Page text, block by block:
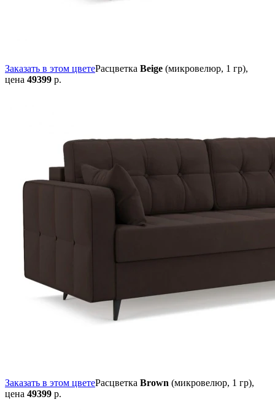
Заказать в этом цветеРасцветка Beige (микровелюр, 1 гр),
цена 49399 р.
Заказать в этом цветеРасцветка Brown (микровелюр, 1 гр),
цена 49399 р.